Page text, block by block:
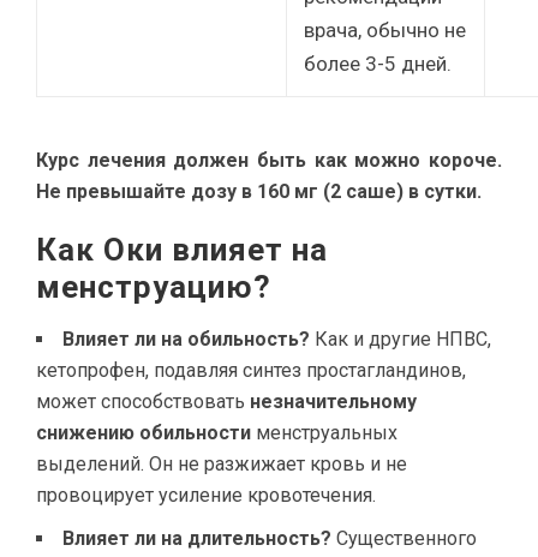
врача, обычно не
более 3-5 дней.
Курс лечения должен быть как можно короче.
Не превышайте дозу в 160 мг (2 саше) в сутки.
Как Оки влияет на
менструацию?
Влияет ли на обильность? Как и другие НПВС,
кетопрофен, подавляя синтез простагландинов,
может способствовать незначительному
снижению обильности менструальных
выделений. Он не разжижает кровь и не
провоцирует усиление кровотечения.
Влияет ли на длительность? Существенного